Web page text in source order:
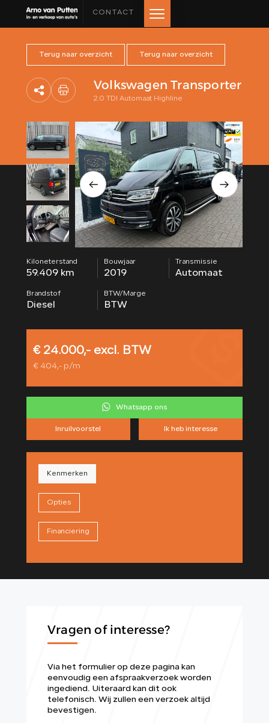
CONTACT
HOME
AANBOD
LEASE AANBOD
DIENSTEN
VERKOCHT
OVER ONS
BEOORDELINGEN
CONTACT
Terug naar overzicht Terug naar overzicht
Volkswagen Transporter
2.0 TDI Automaat Highline
Kiloneterstand
59.409 km
Bouwjaar
2019
Transmissie
Automaat
Brandstof
Diesel
BTW/Marge
BTW
€ 24.000,- excl. BTW
€ 404,- p/m
Whatsapp ons
Inruilvoorstel Ik heb interesse
Kenmerken
Opties
Financiering
Vragen of interesse?
Via het formulier op deze pagina kan
eenvoudig een afspraakverzoek worden
ingediend. Uiteraard kan dit ook
telefonisch. Wij zullen een verzoek altijd
bevestigen.